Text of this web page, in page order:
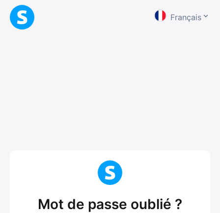
Français
Mot de passe oublié ?